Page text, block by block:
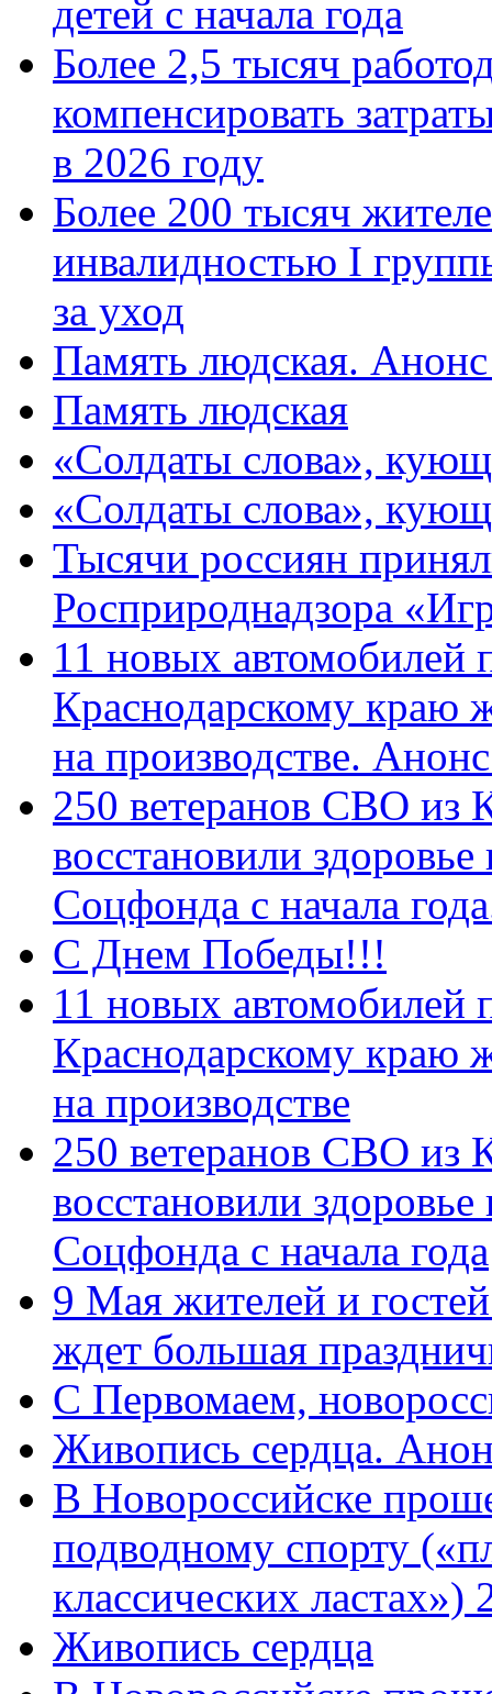
детей с начала года
Более 2,5 тысяч
компенсировать
в 2026 году
Более 200 тысяч
инвалидностью I
за уход
Память людская.
Память людская
«Солдаты слова»,
«Солдаты слова»,
Тысячи россиян
Росприроднадзора
11 новых автомобилей
Краснодарскому краю
на производстве.
250 ветеранов СВО из
восстановили
Соцфонда с начала
С Днем Победы!!!
11 новых автомобилей
Краснодарскому краю
на производстве
250 ветеранов СВО из
восстановили
Соцфонда с начала года
9 Мая жителей и
ждет большая
C Первомаем,
Живопись сердца.
В Новороссийске
подводному спорту
классических
Живопись сердца